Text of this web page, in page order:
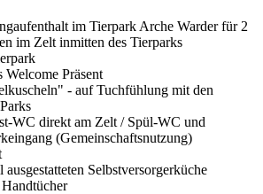
im Tierpark Arche Warder für 2
im Zelt inmitten des Tierparks
Welcome Präsent
- auf Tuchfühlung mit den
WC direkt am Zelt / Spül-WC und
(Gemeinschaftsnutzung)
Selbstversorgerküche